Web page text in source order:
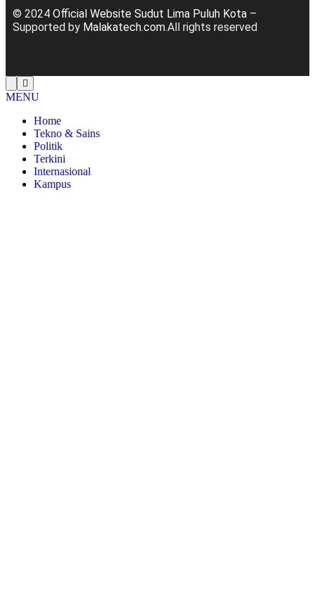
© 2024 Official Website Sudut Lima Puluh Kota –
Supported by Malakatech.com.All rights reserved
MENU
Home
Tekno & Sains
Politik
Terkini
Internasional
Kampus